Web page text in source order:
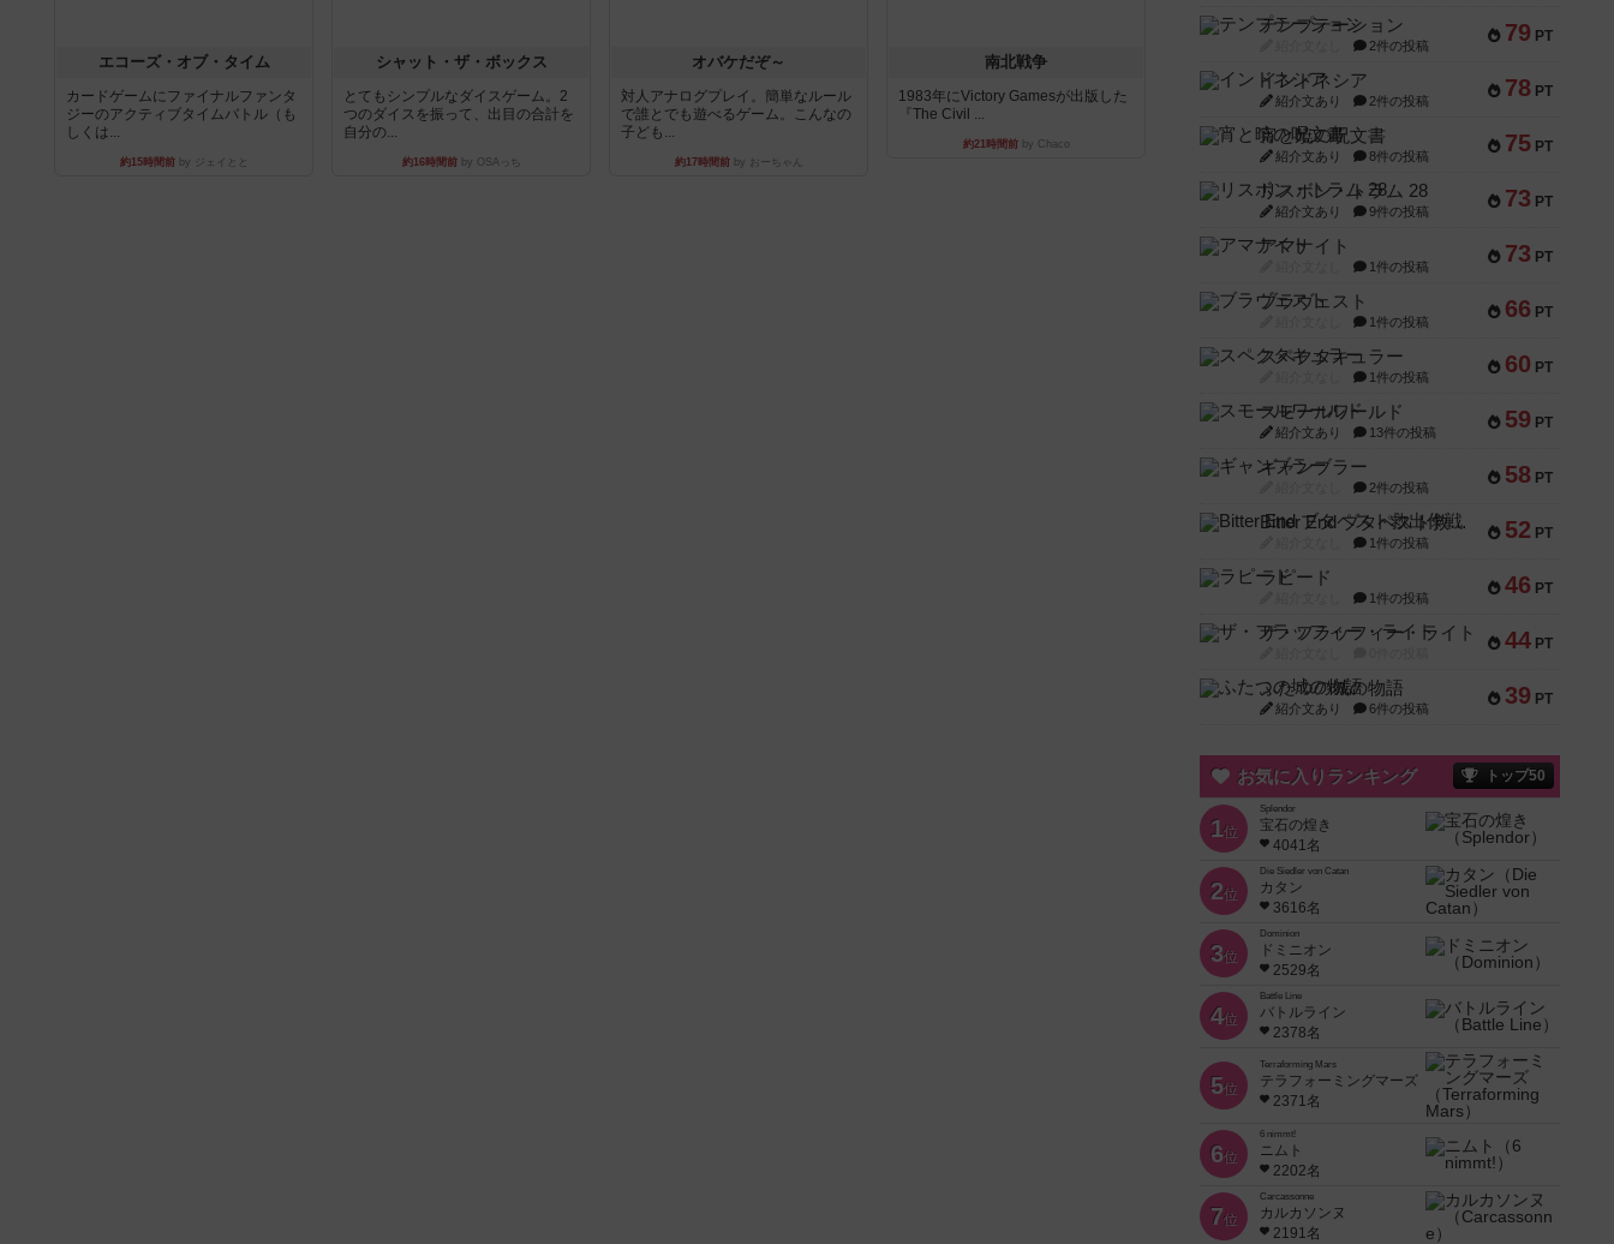
エコーズ・オブ・タイム
カードゲームにファイナルファンタ
ジーのアクティブタイムバトル（も
しくは...
約15時間前by ジェイとと
シャット・ザ・ボックス
とてもシンプルなダイスゲーム。2
つのダイスを振って、出目の合計を
自分の...
約16時間前by OSAっち
オバケだぞ～
対人アナログプレイ。簡単なルール
で誰とでも遊べるゲーム。こんなの
子ども...
約17時間前by おーちゃん
南北戦争
1983年にVictory Gamesが出版した
『The Civil ...
約21時間前by Chaco
79 PT
テンプテーション
2件の投稿
78 PT
インドネシア
紹介文あり 2件の投稿
75 PT
宵と暁の呪文書
紹介文あり 8件の投稿
73 PT
リスボン・トラム 28
紹介文あり 9件の投稿
73 PT
アマナイト
1件の投稿
66 PT
ブラヴェスト
1件の投稿
60 PT
スペクタキュラー
1件の投稿
59 PT
スモールワールド
紹介文あり 13件の投稿
58 PT
ギャンブラー
2件の投稿
52 PT
Bitter End ブタペスト救出作戦
1件の投稿
46 PT
ラピード
1件の投稿
44 PT
ザ・フラッフィー・ライト
39 PT
ふたつの城の物語
紹介文あり 6件の投稿
お気に入りランキング トップ50
1位
Splendor
宝石の煌き
4041名
2位
Die Siedler von Catan
カタン
3616名
3位
Dominion
ドミニオン
2529名
4位
Battle Line
バトルライン
2378名
5位
Terraforming Mars
テラフォーミングマーズ
2371名
6位
6 nimmt!
ニムト
2202名
7位
Carcassonne
カルカソンヌ
2191名